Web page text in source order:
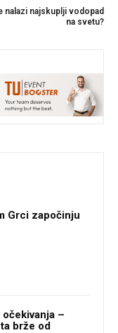
nalazi najskuplji vodopad
na svetu?
Grci započinju
–
brže od